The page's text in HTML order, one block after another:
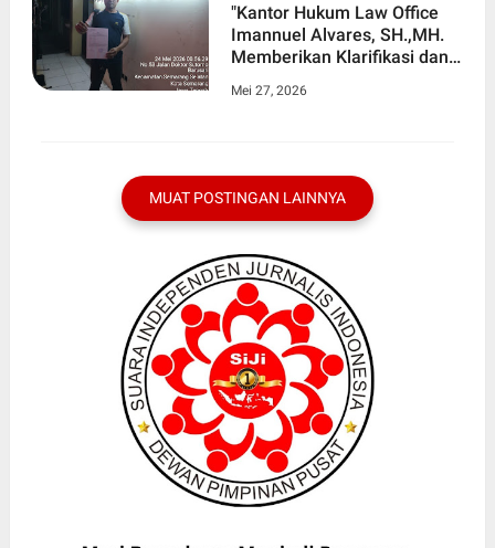
"Kantor Hukum Law Office
Imannuel Alvares, SH.,MH.
Memberikan Klarifikasi dan
Pemberitaan "Brutal dan
diterbitkan Jejakkasus.id 24
Mei 2026
Mei 27, 2026
MUAT POSTINGAN LAINNYA